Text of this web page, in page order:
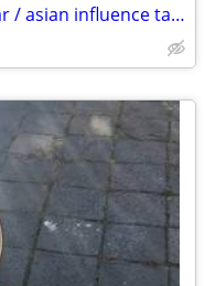
Vintage Warren Kessler Ginger jar / asian influence table lamp A171